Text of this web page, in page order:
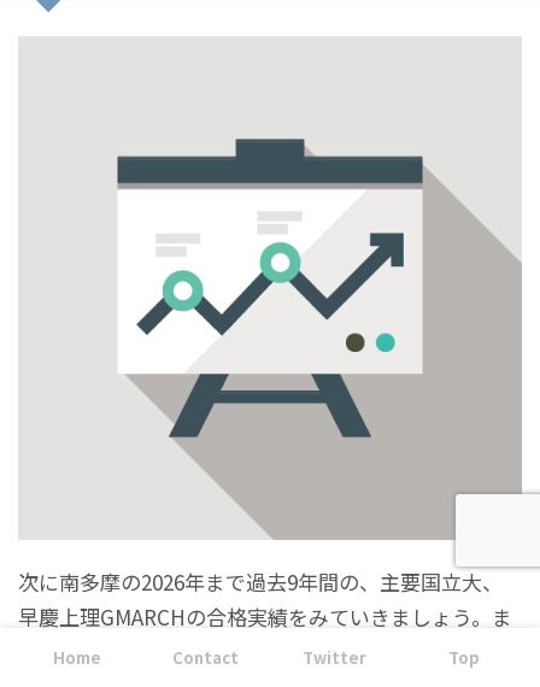
次に南多摩の2026年まで過去9年間の、主要国立大、
早慶上理GMARCHの合格実績をみていきましょう。ま
ずは主要国立大学の合格実績になります。(現役の数字
Home Contact Twitter Top